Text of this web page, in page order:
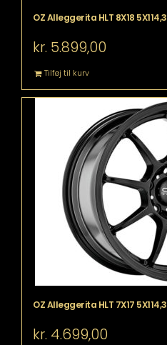
OZ Alleggerita HLT 8X18 5X114,3
kr. 5.899,00
Tilføj til kurv
OZ Alleggerita HLT 7X17 5X114,3
kr. 4.699,00